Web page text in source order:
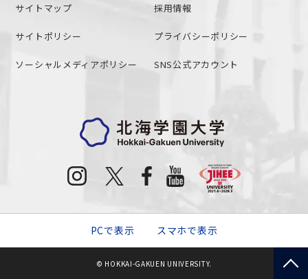
サイトマップ 採用情報
サイトポリシー プライバシーポリシー
ソーシャルメディアポリシー SNS公式アカウント
PCで表示 スマホで表示
© HOKKAI-GAKUEN UNIVERSITY.